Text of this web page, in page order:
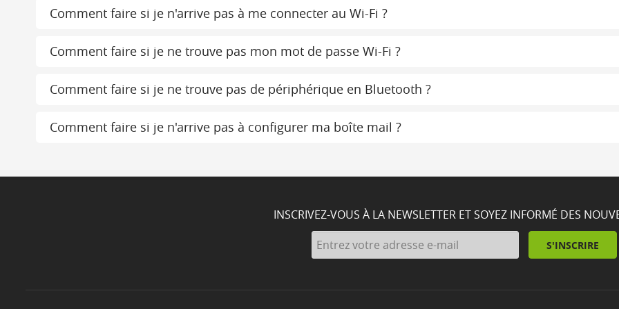
Comment faire si je n'arrive pas à me connecter au Wi-Fi ?
Comment faire si je ne trouve pas mon mot de passe Wi-Fi ?
Comment faire si je ne trouve pas de périphérique en Bluetooth ?
Comment faire si je n'arrive pas à configurer ma boîte mail ?
INSCRIVEZ-VOUS À LA NEWSLETTER ET SOYEZ INFORMÉ DES
S'INSCRIRE